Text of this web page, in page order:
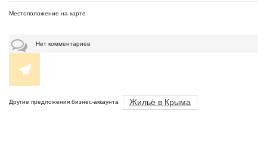
Местоположение на карте
Нет комментариев
Другие предложения бизнес-аккаунта Жильё в Крыма